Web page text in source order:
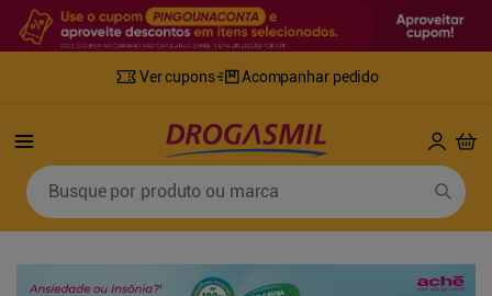
Ver cupons Acompanhar pedido
Busque por produto ou marca
Termos mais buscados
3º
retinol
º
tylenol